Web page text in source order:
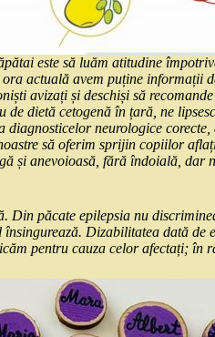
este să luăm atitudine
actuală avem puține informații
avizați și deschiși să
dietă cetogenă în țară, ne
diagnosticelor neurologice
să oferim sprijin copiilor
și anevoioasă, fără îndoială, dar
Din păcate epilepsia nu
Dizabilitatea dată de
pentru cauza celor afectați; în